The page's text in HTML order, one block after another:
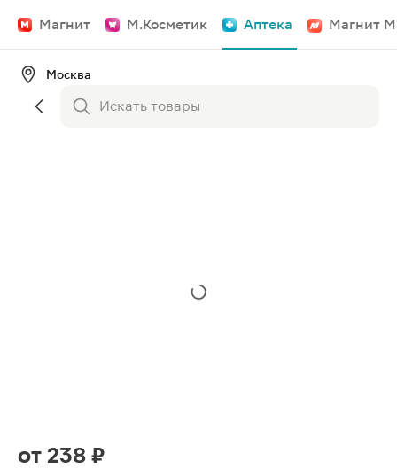
Магнит М.Косметик Аптека Магнит
Москва
от 238 ₽